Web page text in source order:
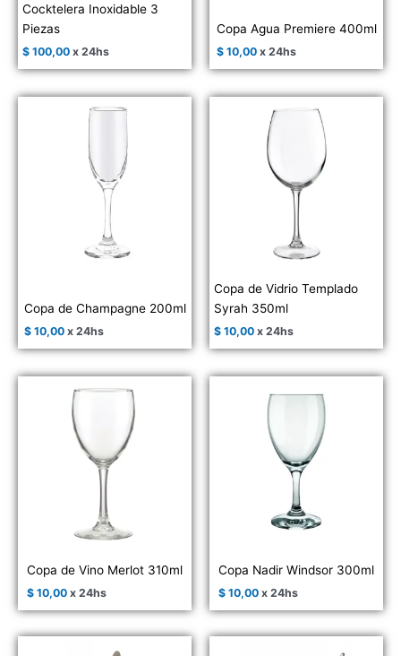
Cocktelera Inoxidable 3
Piezas
$ 100,00 x 24hs
Copa Agua Premiere 400ml
$10,00x 24hs
Copa de Champagne 200ml
$10,00x 24hs
Copa de Vidrio Templado
Syrah 350ml
$ 10,00 x 24hs
Copa de Vino Merlot 310ml
$ 10,00 x 24hs
Copa Nadir Windsor 300ml
$ 10,00 x 24hs